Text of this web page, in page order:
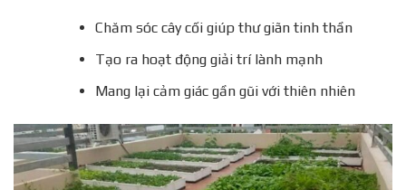
Chăm sóc cây cối giúp thư giãn tinh thần
Tạo ra hoạt động giải trí lành mạnh
Mang lại cảm giác gần gũi với thiên nhiên